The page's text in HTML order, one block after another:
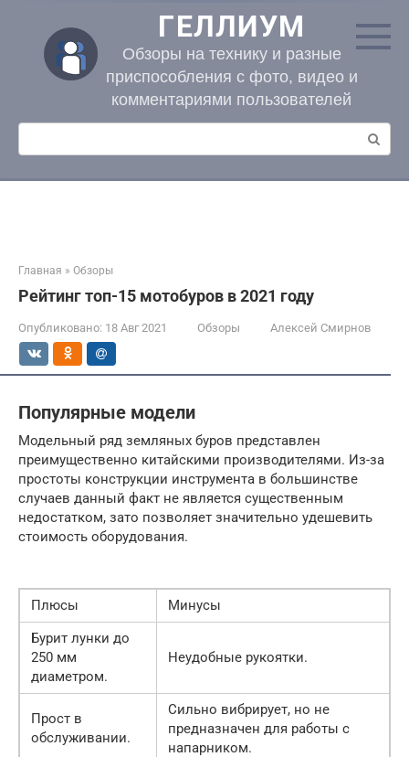
контенту
ГЕЛЛИУМ
Обзоры на технику и разные
приспособления с фото, видео и
комментариями пользователей
Поиск:
Главная » Обзоры
Рейтинг топ-15 мотобуров в 2021 году
Опубликовано: 18 Авг 2021 Обзоры Алексей Смирнов
Популярные модели
Модельный ряд земляных буров представлен
преимущественно китайскими производителями. Из-за
простоты конструкции инструмента в большинстве
случаев данный факт не является существенным
недостатком, зато позволяет значительно удешевить
стоимость оборудования.
Плюсы
Минусы
Бурит лунки до
250 мм
диаметром.
Неудобные рукоятки.
Прост в
обслуживании.
Сильно вибрирует, но не
предназначен для работы с
напарником.